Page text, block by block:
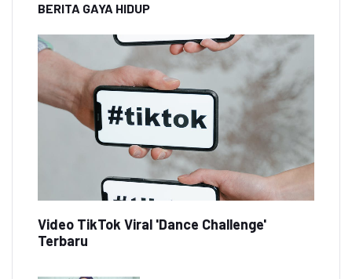
BERITA GAYA HIDUP
Video TikTok Viral 'Dance Challenge'
Terbaru